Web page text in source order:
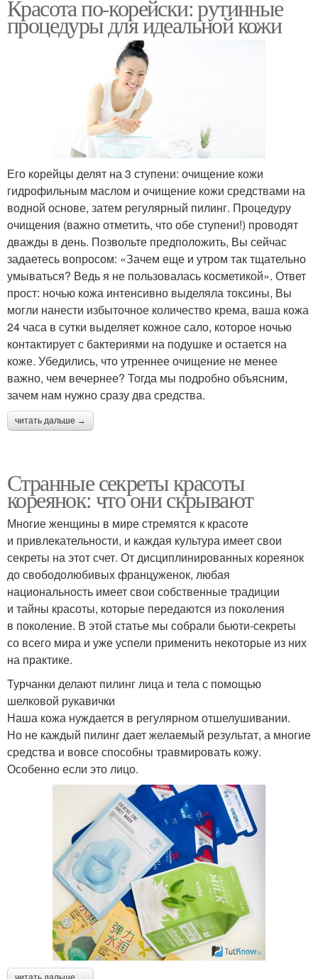
Красота по-корейски: рутинные
процедуры для идеальной кожи
Его корейцы делят на 3 ступени: очищение кожи
гидрофильным маслом и очищение кожи средствами на
водной основе, затем регулярный пилинг. Процедуру
очищения (важно отметить, что обе ступени!) проводят
дважды в день. Позвольте предположить, Вы сейчас
задаетесь вопросом: «Зачем еще и утром так тщательно
умываться? Ведь я не пользовалась косметикой». Ответ
прост: ночью кожа интенсивно выделяла токсины, Вы
могли нанести избыточное количество крема, ваша кожа
24 часа в сутки выделяет кожное сало, которое ночью
контактирует с бактериями на подушке и остается на
коже. Убедились, что утреннее очищение не менее
важно, чем вечернее? Тогда мы подробно объясним,
зачем нам нужно сразу два средства.
читать дальше →
Странные секреты красоты
кореянок: что они скрывают
Многие женщины в мире стремятся к красоте
и привлекательности, и каждая культура имеет свои
секреты на этот счет. От дисциплинированных кореянок
до свободолюбивых француженок, любая
национальность имеет свои собственные традиции
и тайны красоты, которые передаются из поколения
в поколение. В этой статье мы собрали бьюти-секреты
со всего мира и уже успели применить некоторые из них
на практике.
Турчанки делают пилинг лица и тела с помощью
шелковой рукавички
Наша кожа нуждается в регулярном отшелушивании.
Но не каждый пилинг дает желаемый результат, а многие
средства и вовсе способны травмировать кожу.
Особенно если это лицо.